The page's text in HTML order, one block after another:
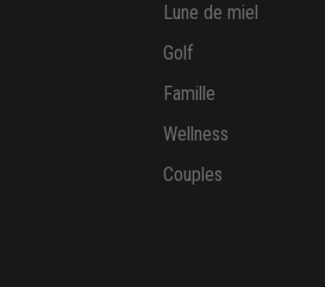
Lune de miel
Golf
Famille
Wellness
Couples